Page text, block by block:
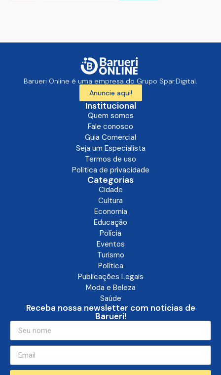
Barueri Online é uma empresa do Grupo Spar.Digital.
Anuncie aqui!
Institucional
Quem somos
Fale conosco
Guia Comercial
Seja um Especialista
Termos de uso
Politica de privacidade
Categorias
Cidade
Cultura
Economia
Educação
Polícia
Eventos
Turismo
Política
Publicações Legais
Moda e Beleza
Saúde
Receba nossa newsletter com noticias de
Barueri!